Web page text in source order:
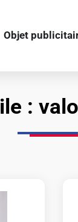
TEXTILE
Objet
: